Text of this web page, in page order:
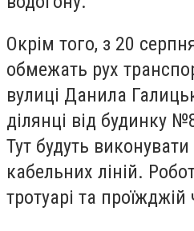
Окрім того, з 20
обмежать рух
вулиці Данила
ділянці від будинку
Тут будуть
кабельних ліній.
тротуарі та проїжджій